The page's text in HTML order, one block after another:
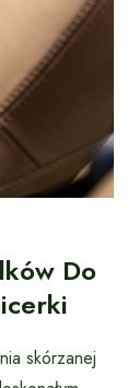
Do
skórzanej